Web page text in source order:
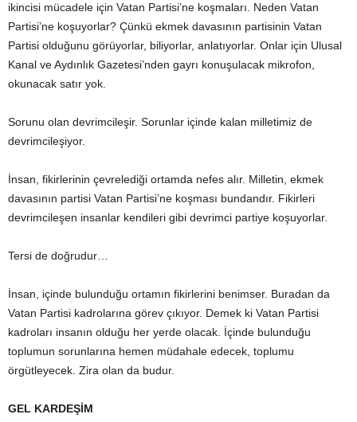
ikincisi mücadele için Vatan Partisi’ne koşmaları. Neden Vatan
Partisi’ne koşuyorlar? Çünkü ekmek davasının partisinin Vatan
Partisi olduğunu görüyorlar, biliyorlar, anlatıyorlar. Onlar için Ulusal
Kanal ve Aydınlık Gazetesi’nden gayrı konuşulacak mikrofon,
okunacak satır yok.
Sorunu olan devrimcileşir. Sorunlar içinde kalan milletimiz de
devrimcileşiyor.
İnsan, fikirlerinin çevrelediği ortamda nefes alır. Milletin, ekmek
davasının partisi Vatan Partisi’ne koşması bundandır. Fikirleri
devrimcileşen insanlar kendileri gibi devrimci partiye koşuyorlar.
Tersi de doğrudur…
İnsan, içinde bulunduğu ortamın fikirlerini benimser. Buradan da
Vatan Partisi kadrolarına görev çıkıyor. Demek ki Vatan Partisi
kadroları insanın olduğu her yerde olacak. İçinde bulunduğu
toplumun sorunlarına hemen müdahale edecek, toplumu
örgütleyecek. Zira olan da budur.
GEL KARDEŞİM